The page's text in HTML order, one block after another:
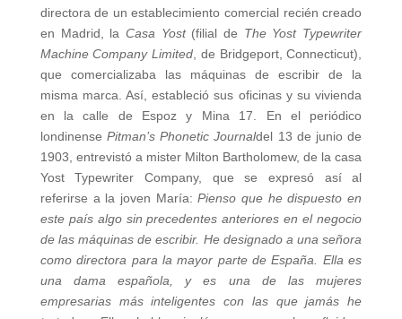
directora de un establecimiento comercial recién creado
en Madrid, la Casa Yost (filial de The Yost Typewriter
Machine Company Limited , de Bridgeport, Connecticut),
que comercializaba las máquinas de escribir de la
misma marca. Así, estableció sus oficinas y su vivienda
en la calle de Espoz y Mina 17. En el periódico
londinense Pitman’s Phonetic Journaldel 13 de junio de
1903, entrevistó a mister Milton Bartholomew, de la casa
Yost Typewriter Company, que se expresó así al
referirse a la joven María:Pienso que he dispuesto en
este país algo sin precedentes anteriores en el negocio
de las máquinas de escribir. He designado a una señora
como directora para la mayor parte de España. Ella es
una dama española, y es una de las mujeres
empresarias más inteligentes con las que jamás he